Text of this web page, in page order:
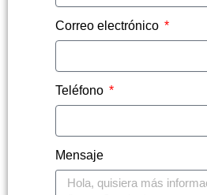
Correo electrónico
Teléfono
Mensaje